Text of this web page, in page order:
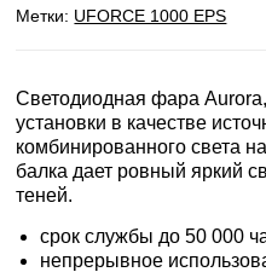
Метки: UFORCE 1000 EPS
Светодиодная фара
установки в качестве
комбинированного света
балка дает ровный яркий
теней.
срок службы до 50 000
непрерывное